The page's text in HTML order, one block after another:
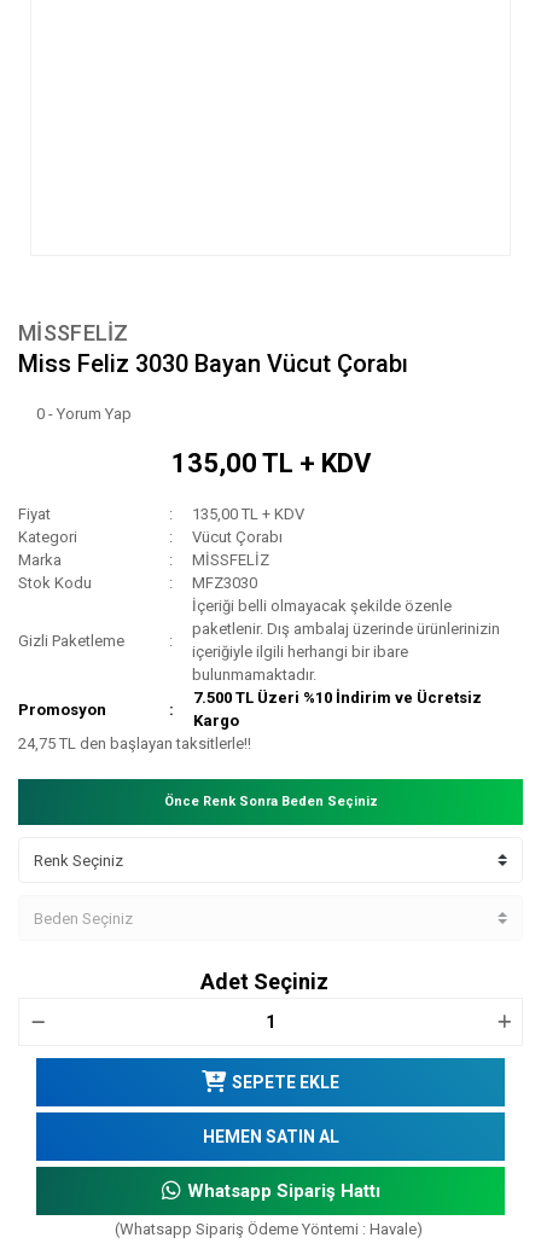
MİSSFELİZ
Miss Feliz 3030 Bayan Vücut Çorabı
0 - Yorum Yap
135,00 TL + KDV
Fiyat
135,00 TL + KDV
Kategori
Vücut Çorabı
Marka
MİSSFELİZ
Stok Kodu
MFZ3030
Gizli Paketleme
İçeriği belli olmayacak şekilde özenle
paketlenir. Dış ambalaj üzerinde ürünlerinizin
içeriğiyle ilgili herhangi bir ibare
bulunmamaktadır.
Promosyon
7.500 TL Üzeri %10 İndirim ve Ücretsiz
Kargo
24,75 TL den başlayan taksitlerle!!
Önce Renk Sonra Beden Seçiniz
Adet Seçiniz
SEPETE EKLE
HEMEN SATIN AL
Whatsapp Sipariş Hattı
(Whatsapp Sipariş Ödeme Yöntemi : Havale)